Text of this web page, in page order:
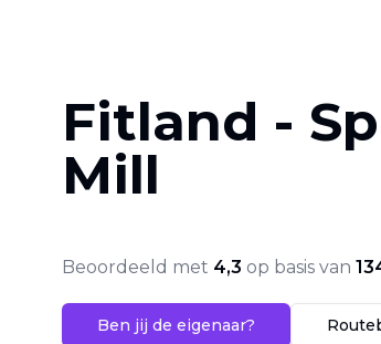
Fitland -
Mill
Beoordeeld met 4,3 op basis van
Ben jij de eigenaar?